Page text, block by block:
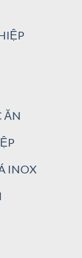
ĂN
INOX